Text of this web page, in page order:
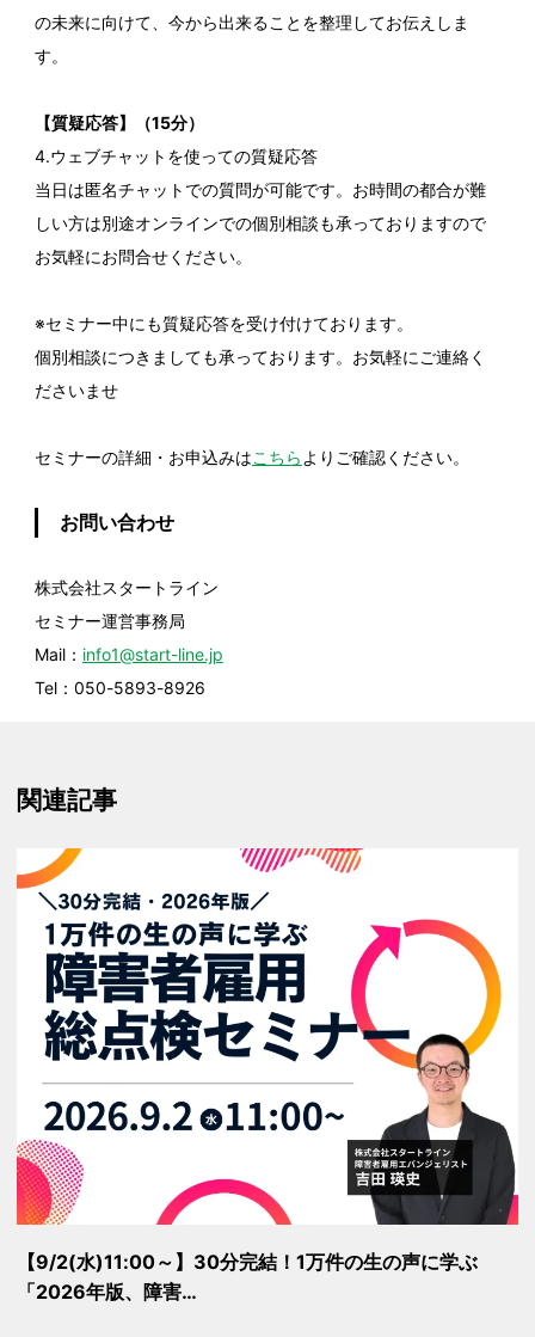
の未来に向けて、今から出来ることを整理してお伝えしま
す。
【質疑応答】（15分）
4.ウェブチャットを使っての質疑応答
当日は匿名チャットでの質問が可能です。お時間の都合が難
しい方は別途オンラインでの個別相談も承っておりますので
お気軽にお問合せください。
※セミナー中にも質疑応答を受け付けております。
個別相談につきましても承っております。お気軽にご連絡く
ださいませ
セミナーの詳細・お申込みはこちら よりご確認ください。
お問い合わせ
株式会社スタートライン
セミナー運営事務局
Mail： info1@start-line.jp
Tel：050-5893-8926
関連記事
【9/2(水)11:00～】30分完結！1万件の生の声に学ぶ
「2026年版、障害…